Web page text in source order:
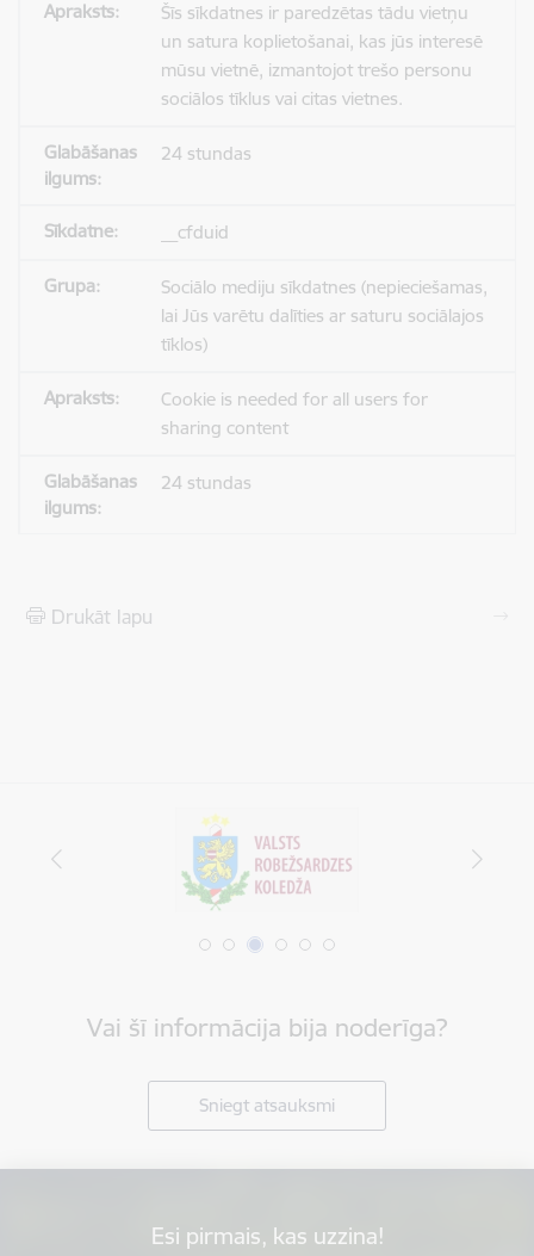
Šīs sīkdatnes ir paredzētas tādu vietņu
un satura koplietošanai, kas jūs interesē
mūsu vietnē, izmantojot trešo personu
sociālos tīklus vai citas vietnes.
24 stundas
__cfduid
Sociālo mediju sīkdatnes (nepieciešamas,
lai Jūs varētu dalīties ar saturu sociālajos
tīklos)
Cookie is needed for all users for
sharing content
24 stundas
Drukāt lapu
Vai šī informācija bija noderīga?
Sniegt atsauksmi
Esi pirmais, kas uzzina!